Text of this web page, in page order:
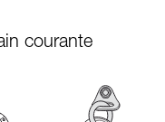
courante